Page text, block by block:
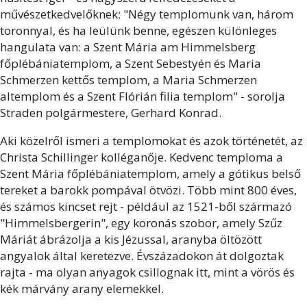
művészetkedvelőknek: "Négy templomunk van, három
toronnyal, és ha leülünk benne, egészen különleges
hangulata van: a Szent Mária am Himmelsberg
főplébániatemplom, a Szent Sebestyén és Maria
Schmerzen kettős templom, a Maria Schmerzen
altemplom és a Szent Flórián filia templom" - sorolja
Straden polgármestere, Gerhard Konrad.
Aki közelről ismeri a templomokat és azok történetét, az
Christa Schillinger kolléganője. Kedvenc temploma a
Szent Mária főplébániatemplom, amely a gótikus belső
tereket a barokk pompával ötvözi. Több mint 800 éves,
és számos kincset rejt - például az 1521-ből származó
"Himmelsbergerin", egy koronás szobor, amely Szűz
Máriát ábrázolja a kis Jézussal, aranyba öltözött
angyalok által keretezve. Évszázadokon át dolgoztak
rajta - ma olyan anyagok csillognak itt, mint a vörös és
kék márvány arany elemekkel.